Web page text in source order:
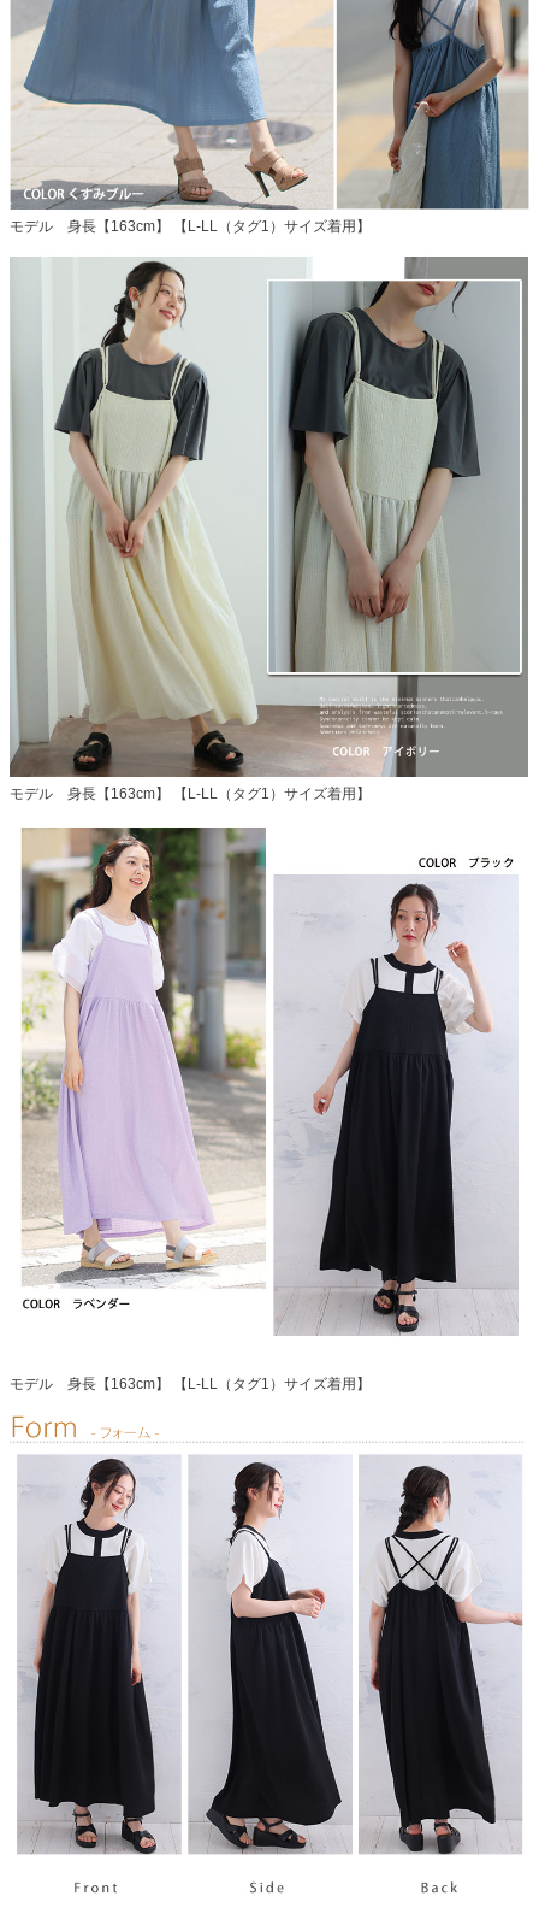
モデル 身長【163cm】 【L-LL（タグ1）サイズ着用】
モデル 身長【163cm】 【L-LL（タグ1）サイズ着用】
モデル 身長【163cm】 【L-LL（タグ1）サイズ着用】